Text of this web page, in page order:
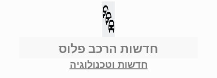
חדשות הרכב פלוס
חדשות וטכנולוגיה